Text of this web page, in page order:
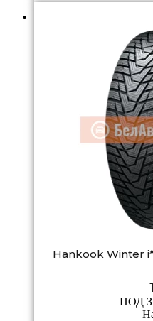
Hankook Winter
ПОД